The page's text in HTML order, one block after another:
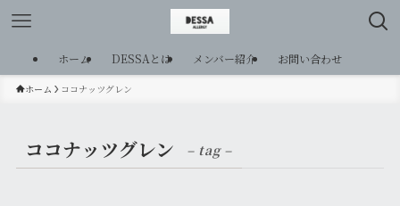
ホーム DESSAとは メンバー紹介 お問い合わせ
ホーム ココナッツグレン
ココナッツグレン – tag –